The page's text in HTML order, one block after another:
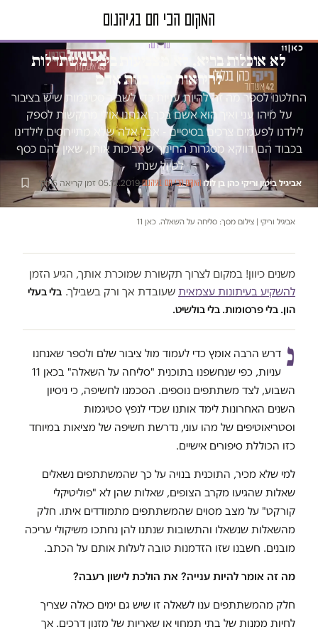
טור דעה
לא אוכלות בריא, לא מצביעות ביבי ומשתדלות
להיראות כמו בנות אדם
החלטנו לספר מה זה להיות עניות כדי לשבור סטיגמות שיש בציבור
על מיהו עני ואיך הוא אשם בכך. אנחנו אולי מתקשות לספק
לילדנו לפעמים צרכים בסיסיים - אבל אלה שלא מתייחסים לילדינו
בכבוד הם דווקא מסגרות החינוך שמביכות אותן, שאין להם כסף
לטיול שנתי
אביגיל ביטון וריקי כהן בן לולו·המקום הכי חם בגיהנום·
05.12.2019
· זמן קריאה 5 דק׳
אביגיל וריקי | צילום מסך: סליחה על השאלה. כאן 11
משנים כיוון! במקום לצרוך תקשורת שמוכרת אותך, הגיע הזמן
להשקיע בעיתונות עצמאית שעובדת אך ורק בשבילך. בלי בעלי
הון. בלי פרסומות. בלי בולשיט.
נ דרש הרבה אומץ כדי לעמוד מול ציבור שלם ולספר שאנחנו
עניות, כפי שנחשפנו בתוכנית "סליחה על השאלה" בכאן 11
השבוע, לצד משתתפים נוספים. הסכמנו לחשיפה, כי ניסיון
השנים האחרונות לימד אותנו שכדי לנפץ סטיגמות
וסטריאוטיפים של מהו עוני, נדרשת חשיפה של מציאות במיוחד
כזו הכוללת סיפורים אישיים.
למי שלא מכיר, התוכנית בנויה על כך שהמשתתפים נשאלים
שאלות שהגיעו מקרב הצופים, שאלות שהן לא "פוליטיקלי
קורקט" על מצב מסוים שהמשתתפים מתמודדים איתו. חלק
מהשאלות שנשאלו והתשובות שנתנו להן נחתכו משיקולי עריכה
מובנים. חשבנו שזו הזדמנות טובה לעלות אותם על הכתב.
מה זה אומר להיות ענייה? את הולכת לישון רעבה?
חלק מהמשתתפים ענו לשאלה זו שיש גם ימים כאלה שצריך
לחיות ממנות של בתי תמחוי או שאריות של מזנון דרכים. אך